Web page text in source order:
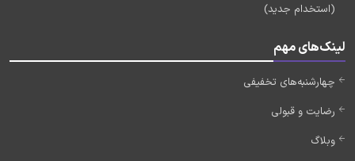
(استخدام جدید)
لینک‌های مهم
چهارشنبه‌های تخفیفی
رضایت و قبولی
وبلاگ